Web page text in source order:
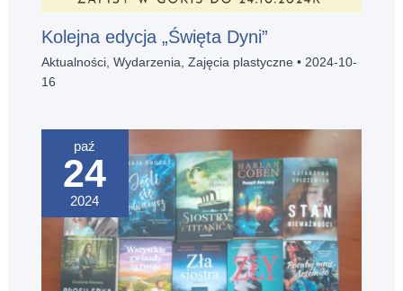
Kolejna edycja „Święta Dyni”
Aktualności, Wydarzenia, Zajęcia plastyczne• 2024-10-
16
paź
24
2024